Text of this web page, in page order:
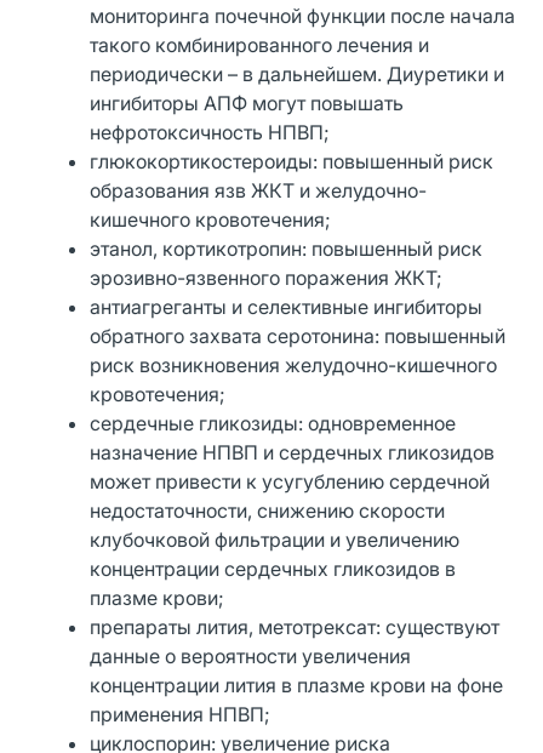
мониторинга почечной функции после начала
такого комбинированного лечения и
периодически – в дальнейшем. Диуретики и
ингибиторы АПФ могут повышать
нефротоксичность НПВП;
глюкокортикостероиды: повышенный риск
образования язв ЖКТ и желудочно-
кишечного кровотечения;
этанол, кортикотропин: повышенный риск
эрозивно-язвенного поражения ЖКТ;
антиагреганты и селективные ингибиторы
обратного захвата серотонина: повышенный
риск возникновения желудочно-кишечного
кровотечения;
сердечные гликозиды: одновременное
назначение НПВП и сердечных гликозидов
может привести к усугублению сердечной
недостаточности, снижению скорости
клубочковой фильтрации и увеличению
концентрации сердечных гликозидов в
плазме крови;
препараты лития, метотрексат: существуют
данные о вероятности увеличения
концентрации лития в плазме крови на фоне
применения НПВП;
циклоспорин: увеличение риска